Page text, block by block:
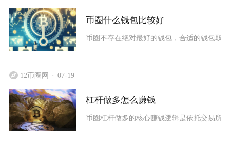
币圈什么钱包比较好
币圈不存在绝对最好的钱包，合适的钱包取
12币圈网 07-19
杠杆做多怎么赚钱
币圈杠杆做多的核心赚钱逻辑是依托交易所